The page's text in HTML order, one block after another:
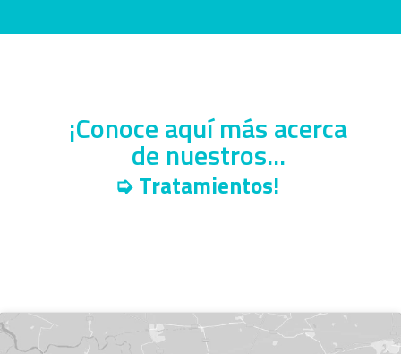
¡Conoce aquí más acerca
de nuestros...
➭ Tratamientos!